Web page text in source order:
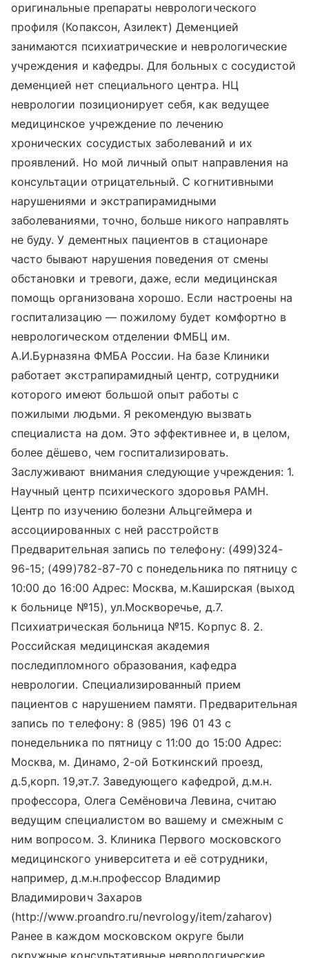
оригинальные препараты неврологического
профиля (Копаксон, Азилект) Деменцией
занимаются психиатрические и неврологические
учреждения и кафедры. Для больных с сосудистой
деменцией нет специального центра. НЦ
неврологии позиционирует себя, как ведущее
медицинское учреждение по лечению
хронических сосудистых заболеваний и их
проявлений. Но мой личный опыт направления на
консультации отрицательный. С когнитивными
нарушениями и экстрапирамидными
заболеваниями, точно, больше никого направлять
не буду. У дементных пациентов в стационаре
часто бывают нарушения поведения от смены
обстановки и тревоги, даже, если медицинская
помощь организована хорошо. Если настроены на
госпитализацию — пожилому будет комфортно в
неврологическом отделении ФМБЦ им.
А.И.Бурназяна ФМБА России. На базе Клиники
работает экстрапирамидный центр, сотрудники
которого имеют большой опыт работы с
пожилыми людьми. Я рекомендую вызвать
специалиста на дом. Это эффективнее и, в целом,
более дёшево, чем госпитализировать.
Заслуживают внимания следующие учреждения: 1.
Научный центр психического здоровья РАМН.
Центр по изучению болезни Альцгеймера и
ассоциированных с ней расстройств
Предварительная запись по телефону: (499)324-
96-15; (499)782-87-70 с понедельника по пятницу с
10:00 до 16:00 Адрес: Москва, м.Каширская (выход
к больнице №15), ул.Москворечье, д.7.
Психиатрическая больница №15. Корпус 8. 2.
Российская медицинская академия
последипломного образования, кафедра
неврологии. Специализированный прием
пациентов с нарушением памяти. Предварительная
запись по телефону: 8 (985) 196 01 43 с
понедельника по пятницу с 11:00 до 15:00 Адрес:
Москва, м. Динамо, 2-ой Боткинский проезд,
д.5,корп. 19,эт.7. Заведующего кафедрой, д.м.н.
профессора, Олега Семёновича Левина, считаю
ведущим специалистом во вашему и смежным с
ним вопросом. 3. Клиника Первого московского
медицинского университета и её сотрудники,
например, д.м.н.профессор Владимир
Владимирович Захаров
(http://www.proandro.ru/nevrology/item/zaharov)
Ранее в каждом московском округе были
окружные консультативные неврологические